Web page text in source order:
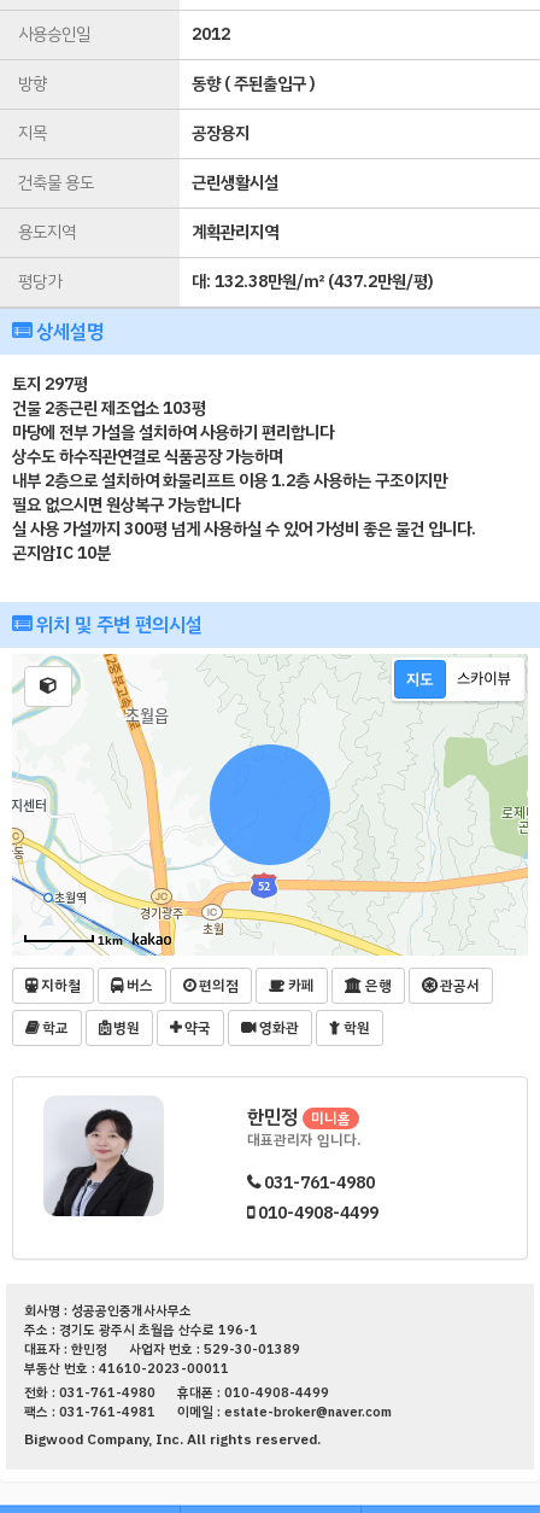
사용승인일
2012
방향
동향 ( 주된출입구 )
지목
공장용지
건축물 용도
근린생활시설
용도지역
계획관리지역
평당가
대:132.38만원/㎡(437.2만원/평)
상세설명
토지 297평
건물 2종근린 제조업소 103평
마당에 전부 가설을 설치하여 사용하기 편리합니다
상수도 하수직관연결로 식품공장 가능하며
내부 2층으로 설치하여 화물리프트 이용 1.2층 사용하는 구조이지만
필요 없으시면 원상복구 가능합니다
실 사용 가설까지 300평 넘게 사용하실 수 있어 가성비 좋은 물건 입니다.
곤지암IC 10분
위치 및 주변 편의시설
1km
지하철 버스 편의점 카페 은행
관공서
학교
병원 약국 영화관 학원
한민정 미니홈
대표관리자 입니다.
031-761-4980
010-4908-4499
회사명 : 성공공인중개사사무소
주소 : 경기도 광주시 초월읍 산수로 196-1
대표자 : 한민정
사업자 번호 : 529-30-01389
부동산 번호 : 41610-2023-00011
전화 : 031-761-4980
휴대폰 : 010-4908-4499
팩스 : 031-761-4981
이메일 : estate-broker@naver.com
Bigwood Company, Inc. All rights reserved.